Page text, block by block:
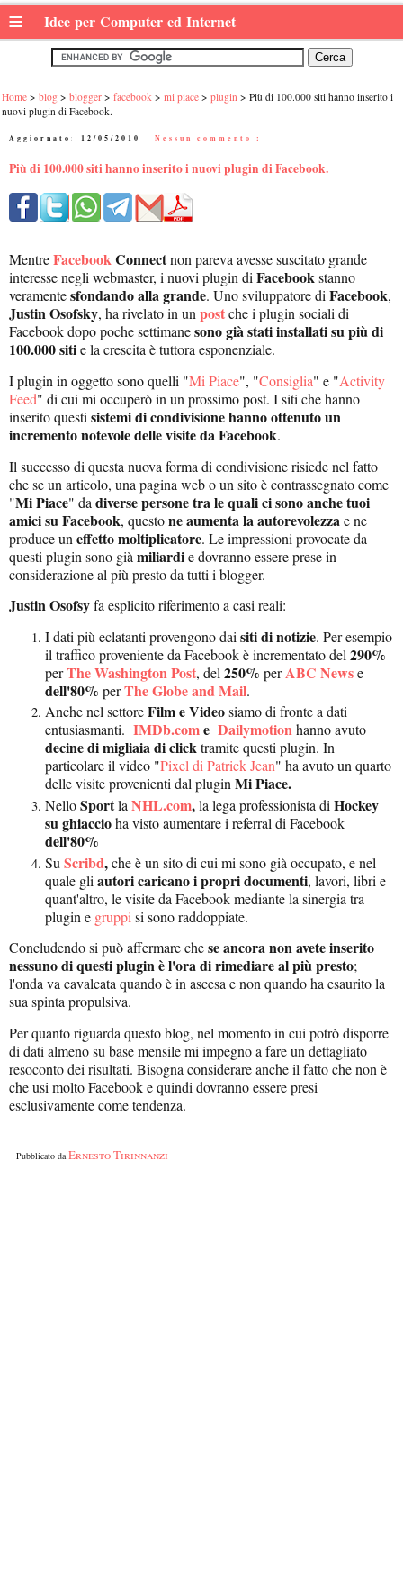
≡ Idee per Computer ed Internet
Home blog blogger facebook mi piace plugin
Più di 100.000 siti hanno inserito i
nuovi plugin di Facebook.
Aggiornato: 12/05/2010 Nessun commento :
Più di 100.000 siti hanno inserito i nuovi plugin di Facebook.
MentreFacebookConnectnon pareva avesse suscitato grande
interesse negli webmaster, i nuovi plugin diFacebookstanno
veramentesfondando alla grande. Uno sviluppatore diFacebook,
Justin Osofsky, ha rivelato in unpostche i plugin sociali di
Facebook dopo poche settimanesono già stati installati su più di
100.000 sitie la crescita è tuttora esponenziale.
I plugin in oggetto sono quelli "Mi Piace", "Consiglia" e "Activity
Feed" di cui mi occuperò in un prossimo post. I siti che hanno
inserito questi sistemi di condivisione hanno ottenuto un
incremento notevole delle visite da Facebook.
Il successo di questa nuova forma di condivisione risiede nel fatto
che se un articolo, una pagina web o un sito è contrassegnato come
"Mi Piace" da diverse persone tra le quali ci sono anche tuoi
amici su Facebook, questone aumenta la autorevolezza e ne
produce un effetto moltiplicatore. Le impressioni provocate da
questi plugin sono già miliardie dovranno essere prese in
considerazione al più presto da tutti i blogger.
Justin Osofsyfa esplicito riferimento a casi reali:
I dati più eclatanti provengono dai siti di notizie. Per esempio
il traffico proveniente da Facebook è incrementato del 290%
perThe Washington Post, del 250% perABC Newse
dell'80% perThe Globe and Mail.
Anche nel settoreFilm e Videosiamo di fronte a dati
entusiasmanti. IMDb.come Dailymotionhanno avuto
decine di migliaia di clicktramite questi plugin. In
particolare il video "Pixel di Patrick Jean" ha avuto un quarto
delle visite provenienti dal pluginMi Piace.
NelloSportla NHL.com,la lega professionista di Hockey
su ghiaccioha visto aumentare i referral di Facebook
dell'80%
Su Scribd,che è un sito di cui mi sono già occupato, e nel
quale gli autori caricano i propri documenti, lavori, libri e
quant'altro, le visite da Facebook mediante la sinergia tra
plugin e gruppi si sono raddoppiate.
Concludendo si può affermare chese ancora non avete inserito
nessuno di questi plugin è l'ora di rimediare al più presto;
l'onda va cavalcata quando è in ascesa e non quando ha esaurito la
sua spinta propulsiva.
Per quanto riguarda questo blog, nel momento in cui potrò disporre
di dati almeno su base mensile mi impegno a fare un dettagliato
resoconto dei risultati. Bisogna considerare anche il fatto che non è
che usi molto Facebook e quindi dovranno essere presi
esclusivamente come tendenza.
Pubblicato da Ernesto Tirinnanzi